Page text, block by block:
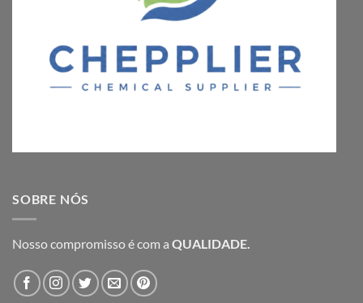
SOBRE NÓS
Nosso compromisso é com a QUALIDADE.